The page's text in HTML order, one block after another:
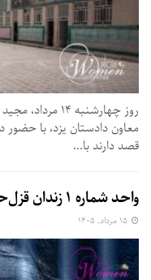
روز چهارشنبه
معاون دادستان یزد، با حضور
قصد دارند با...
واحد شماره ۱ زندان قزل‌حصار، بند قفس